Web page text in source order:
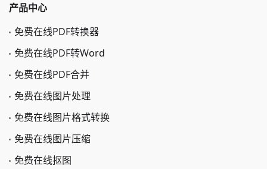
产品中心
免费在线PDF转换器
免费在线PDF转Word
免费在线PDF合并
免费在线图片处理
免费在线图片格式转换
免费在线图片压缩
免费在线抠图